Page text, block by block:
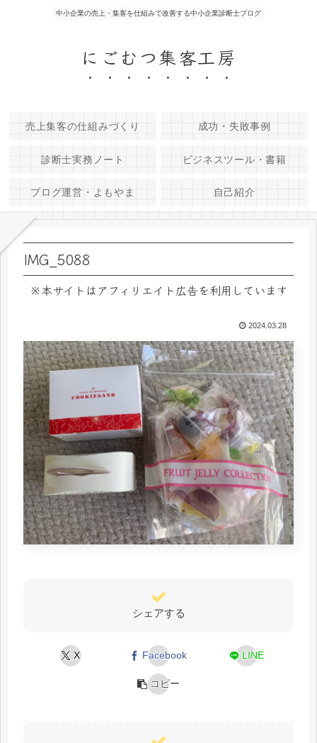
中小企業の売上・集客を仕組みで改善する中小企業診断士ブログ
にごむつ集客工房
売上集客の仕組みづくり 成功・失敗事例
診断士実務ノート ビジネスツール・書籍
ブログ運営・よもやま 自己紹介
IMG_5088
※本サイトはアフィリエイト広告を利用しています
2024.03.28
シェアする
X Facebook LINE
コピー